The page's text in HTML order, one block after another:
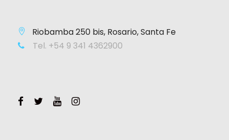
Riobamba 250 bis, Rosario, Santa Fe
Tel. +54 9 341 4362900